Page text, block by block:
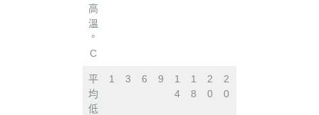
高
溫
°
C
平
均
低
1 3 6 9
1
4
1
8
2
0
2
0